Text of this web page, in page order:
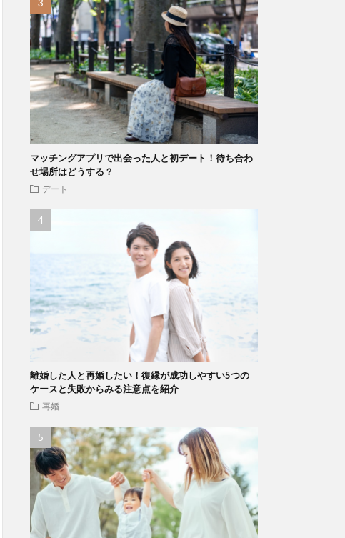
マッチングアプリで出会った人と初デート！待ち合わ
せ場所はどうする？
デート
離婚した人と再婚したい！復縁が成功しやすい5つの
ケースと失敗からみる注意点を紹介
再婚